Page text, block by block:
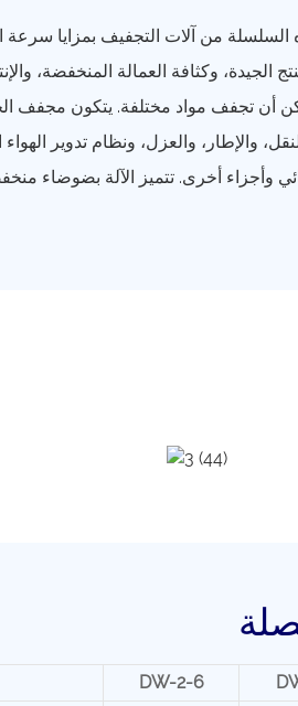
السلسلة من آلات التجفيف بمزايا سرعة
الجيدة، وكثافة العمالة المنخفضة،
أن تجفف مواد مختلفة. يتكون مجفف
والإطار، والعزل، ونظام تدوير
وأجزاء أخرى. تتميز الآلة بضوضاء
DW-2-6